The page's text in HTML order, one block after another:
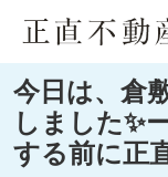
今日は、倉
しました✨
する前に正